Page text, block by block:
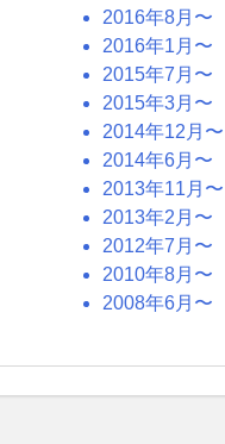
2016年8月〜
2016年1月〜
2015年7月〜
2015年3月〜
2014年12月〜
2014年6月〜
2013年11月〜
2013年2月〜
2012年7月〜
2010年8月〜
2008年6月〜